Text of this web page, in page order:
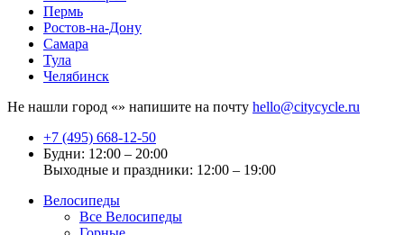
Пермь
Ростов-на-Дону
Самара
Тула
Челябинск
Не нашли город «» напишите на почту hello@citycycle.ru
+7 (495) 668-12-50
Будни: 12:00 – 20:00
Выходные и праздники: 12:00 – 19:00
Велосипеды
Все Велосипеды